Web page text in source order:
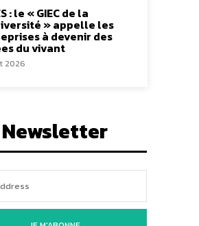
: le « GIEC de la
» appelle les
à devenir des
du vivant
2026
Newsletter